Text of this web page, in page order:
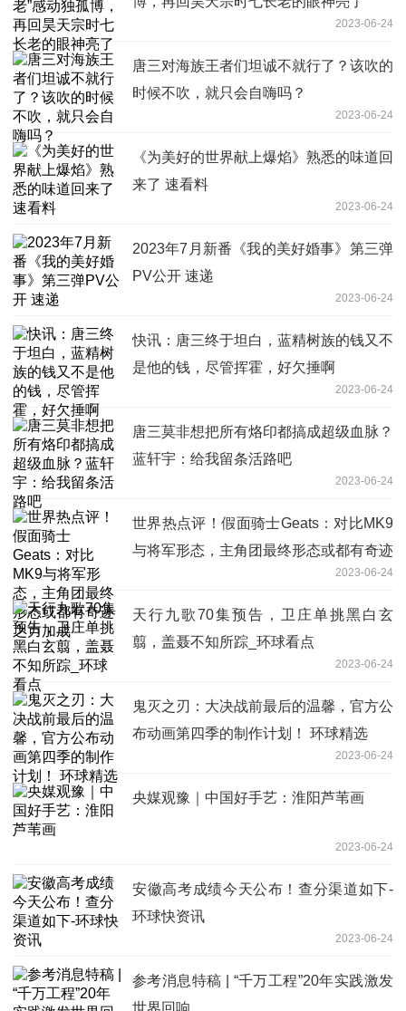
2023-06-24
唐三对海族王者们坦诚不就行了？该吹的
时候不吹，就只会自嗨吗？
2023-06-24
《为美好的世界献上爆焰》熟悉的味道回
来了 速看料
2023-06-24
2023年7月新番《我的美好婚事》第三弹
PV公开 速递
2023-06-24
快讯：唐三终于坦白，蓝精树族的钱又不
是他的钱，尽管挥霍，好欠捶啊
2023-06-24
唐三莫非想把所有烙印都搞成超级血脉？
蓝轩宇：给我留条活路吧
2023-06-24
世界热点评！假面骑士Geats：对比MK9
与将军形态，主角团最终形态或都有奇迹
2023-06-24
天行九歌70集预告，卫庄单挑黑白玄
翦，盖聂不知所踪_环球看点
2023-06-24
鬼灭之刃：大决战前最后的温馨，官方公
布动画第四季的制作计划！ 环球精选
2023-06-24
央媒观豫｜中国好手艺：淮阳芦苇画
2023-06-24
安徽高考成绩今天公布！查分渠道如下-
环球快资讯
2023-06-24
参考消息特稿 | “千万工程”20年实践激发
世界回响